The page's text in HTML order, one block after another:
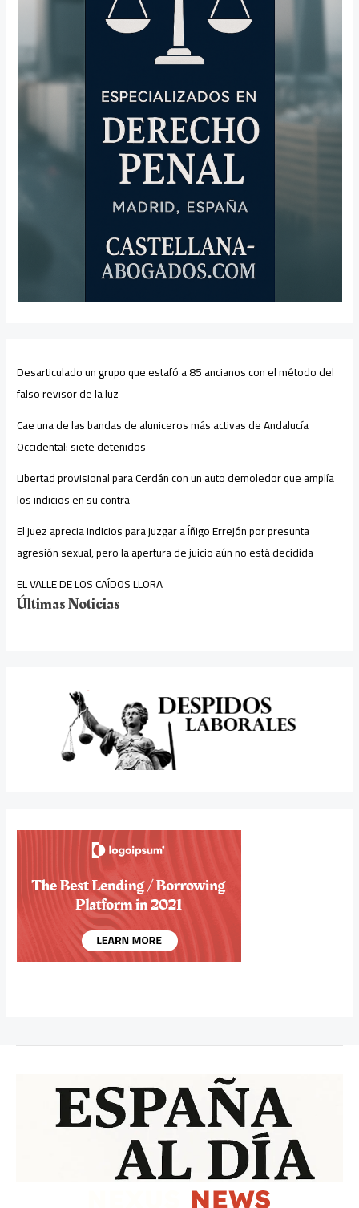
Desarticulado un grupo que estafó a 85 ancianos con el método del
falso revisor de la luz
Cae una de las bandas de aluniceros más activas de Andalucía
Occidental: siete detenidos
Libertad provisional para Cerdán con un auto demoledor que amplía
los indicios en su contra
El juez aprecia indicios para juzgar a Íñigo Errejón por presunta
agresión sexual, pero la apertura de juicio aún no está decidida
EL VALLE DE LOS CAÍDOS LLORA
Últimas Noticias